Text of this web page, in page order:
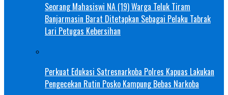
Seorang Mahasiswi NA (19) Warga Teluk Tiram
Banjarmasin Barat Ditetapkan Sebagai Pelaku Tabrak
Lari Petugas Kebersihan
Perkuat Edukasi Satresnarkoba Polres Kapuas Lakukan
Pengecekan Rutin Posko Kampung Bebas Narkoba